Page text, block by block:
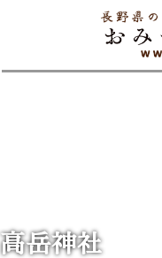
高岳神社